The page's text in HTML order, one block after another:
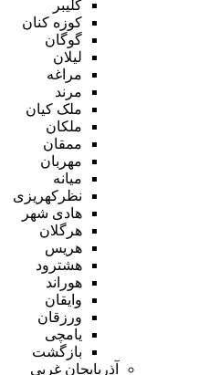
کلیبر
کوزه کنان
گوگان
لیلان
مراغه
مرند
ملک کیان
ملکان
ممقان
مهربان
میانه
نظرکهریزی
هادی شهر
هرگلان
هریس
هشترود
هوراند
وایقان
ورزقان
یامچی
بازگشت
آذربایجان غربی